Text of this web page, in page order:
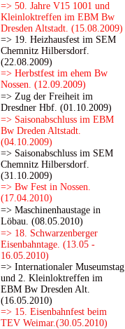
=> 50. Jahre V15 1001 und
Kleinloktreffen im EBM Bw
Dresden Altstadt. (15.08.2009)
=> 19. Heizhausfest im SEM
Chemnitz Hilbersdorf.
(22.08.2009)
=> Herbstfest im ehem Bw
Nossen. (12.09.2009)
=> Zug der Freiheit im
Dresdner Hbf. (01.10.2009)
=> Saisonabschluss im EBM
Bw Dreden Altstadt.
(04.10.2009)
=> Saisonabschluss im SEM
Chemnitz Hilbersdorf.
(31.10.2009)
=> Bw Fest in Nossen.
(17.04.2010)
=> Maschinenhaustage in
Löbau. (08.05.2010)
=> 18. Schwarzenberger
Eisenbahntage. (13.05 -
16.05.2010)
=> Internationaler Museumstag
und 2. Kleinloktreffen im
EBM Bw Dresden Alt.
(16.05.2010)
=> 15. Eisenbahnfest beim
TEV Weimar.(30.05.2010)